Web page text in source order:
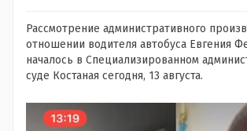
Рассмотрение административного
отношении водителя автобуса Евгения
началось в Специализированном
суде Костаная сегодня, 13 августа.